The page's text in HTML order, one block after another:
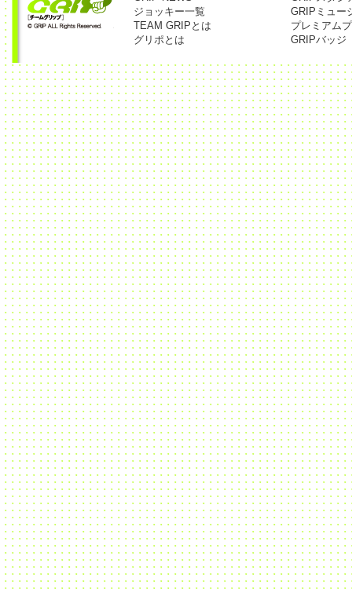
ジョッキー一覧
TEAM GRIPとは
グリポとは
GRIPミュー
プレミアム
GRIPバッジ